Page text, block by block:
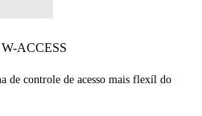
ACCESS
de controle de acesso mais flexíl do